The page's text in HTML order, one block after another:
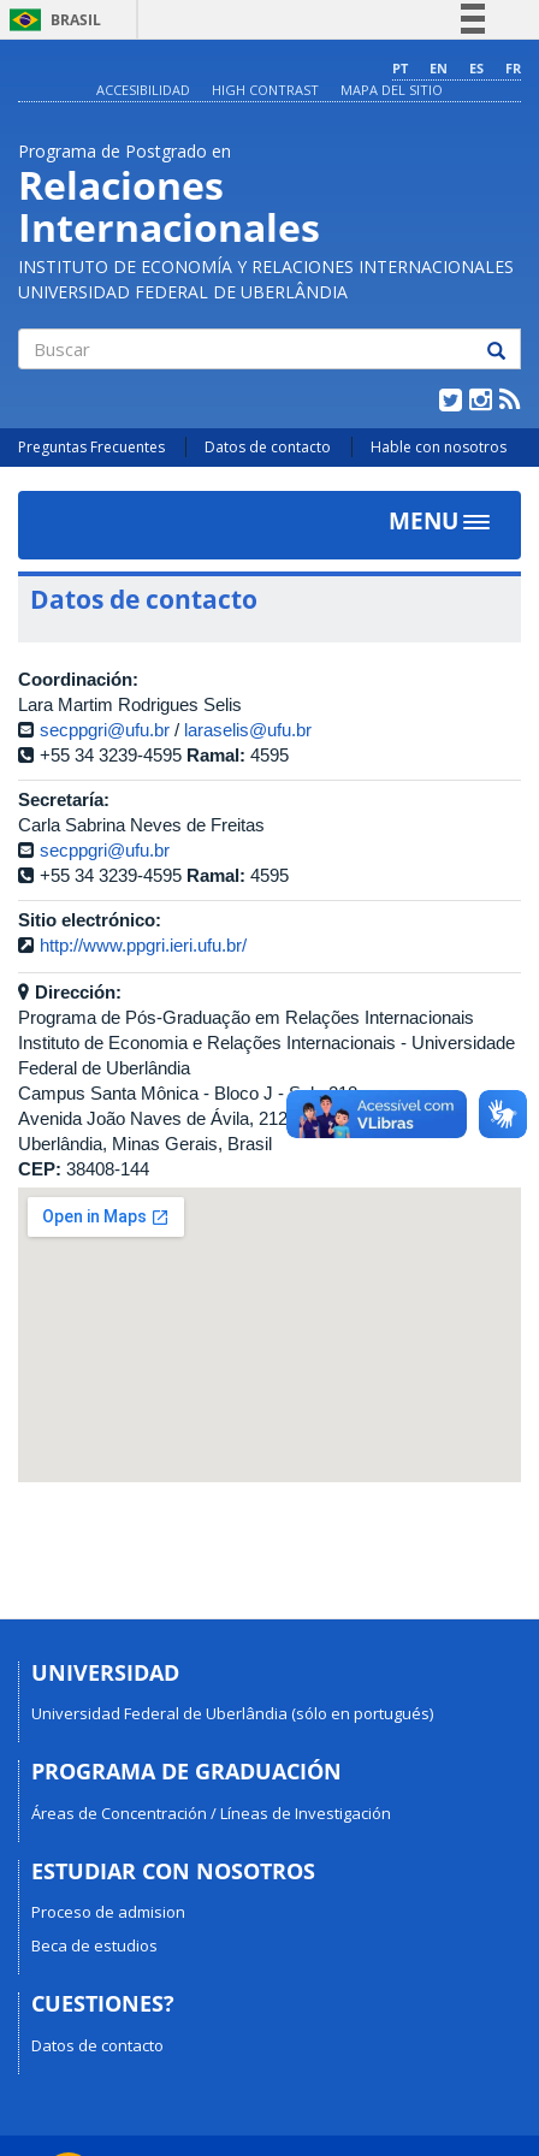
BRASIL
Comunica BR
PT EN ES
FR
ACCESIBILIDAD
HIGH CONTRAST MAPA DEL SITIO
Programa de Postgrado en
Relaciones
Internacionales
INSTITUTO DE ECONOMÍA Y RELACIONES INTERNACIONALES
UNIVERSIDAD FEDERAL DE UBERLÂNDIA
Preguntas Frecuentes Datos de contacto Hable con nosotros
MENU
Toggle
Datos de contacto
Coordinación:
Lara Martim Rodrigues Selis
secppgri@ufu.br / laraselis@ufu.br
+55 34 3239-4595 Ramal: 4595
Secretaría:
Carla Sabrina Neves de Freitas
secppgri@ufu.br
+55 34 3239-4595 Ramal: 4595
Sitio electrónico:
http://www.ppgri.ieri.ufu.br/
Dirección:
Programa de Pós-Graduação em Relações Internacionais
Instituto de Economia e Relações Internacionais - Universidade
Federal de Uberlândia
Campus Santa Mônica - Bloco J - Sala 218
Avenida João Naves de Ávila, 2121
Uberlândia, Minas Gerais, Brasil
CEP: 38408-144
UNIVERSIDAD
Universidad Federal de Uberlândia (sólo en portugués)
PROGRAMA DE GRADUACIÓN
Áreas de Concentración / Líneas de Investigación
ESTUDIAR CON NOSOTROS
Proceso de admision
Beca de estudios
CUESTIONES?
Datos de contacto